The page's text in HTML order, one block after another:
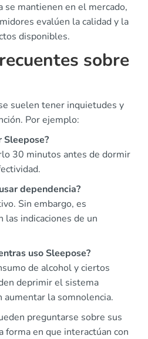
se mantienen en el mercado,
evalúen la calidad y la
disponibles.
sobre
suelen tener inquietudes y
Por ejemplo:
Sleepose?
30 minutos antes de dormir
dependencia?
Sin embargo, es
indicaciones de un
uso Sleepose?
de alcohol y ciertos
deprimir el sistema
aumentar la somnolencia.
preguntarse sobre sus
forma en que interactúan con